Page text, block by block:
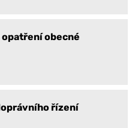
obecné
řízení